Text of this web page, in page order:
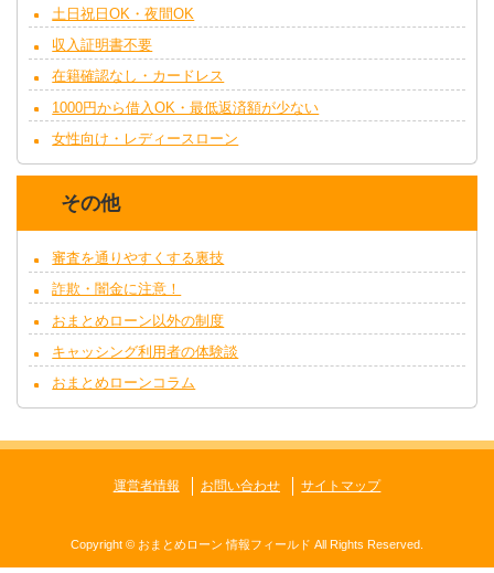
土日祝日OK・夜間OK
収入証明書不要
在籍確認なし・カードレス
1000円から借入OK・最低返済額が少ない
女性向け・レディースローン
その他
審査を通りやすくする裏技
詐欺・闇金に注意！
おまとめローン以外の制度
キャッシング利用者の体験談
おまとめローンコラム
運営者情報 お問い合わせ サイトマップ
Copyright © おまとめローン 情報フィールド All Rights Reserved.